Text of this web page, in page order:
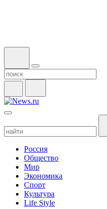
Россия
Общество
Мир
Экономика
Спорт
Культура
Life Style